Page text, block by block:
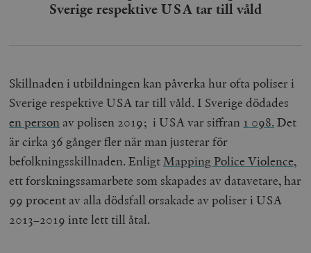
Sverige respektive USA tar till våld
Skillnaden i utbildningen kan påverka hur ofta poliser i
Sverige respektive USA tar till våld. I Sverige dödades
en person av polisen 2019; i USA var siffran 1 098. Det
är cirka 36 gånger fler när man justerar för
befolkningsskillnaden. EnligtMapping Police Violence,
ett forskningssamarbete som skapades av datavetare, har
99 procent av alla dödsfall orsakade av poliser i USA
2013–2019 inte lett till åtal.